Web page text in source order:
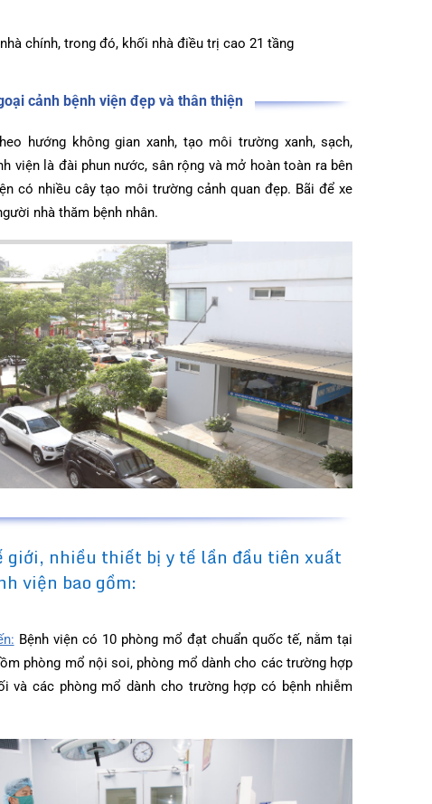
chuyên môn giữa các đơn vị trong Bệnh viện.
khối nhà chính, trong đó, khối nhà điều trị cao 21 tầng
Ngoại cảnh bệnh viện đẹp và thân thiện
kế theo hướng không gian xanh, tạo môi trường xanh, sạch,
Bệnh viện là đài phun nước, sân rộng và mở hoàn toàn ra bên
viện có nhiều cây tạo môi trường cảnh quan đẹp. Bãi để xe
cho người nhà thăm bệnh nhân.
thế giới, nhiều thiết bị y tế lần đầu tiên xuất
Bệnh viện bao gồm:
tiến:
bao gồm phòng mổ nội soi, phòng mổ dành cho các trường hợp
đối và các phòng mổ dành cho trường hợp có bệnh nhiễm